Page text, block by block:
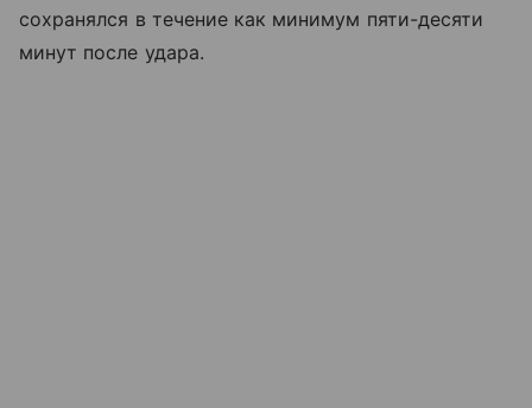
сохранялся в течение как минимум пяти-десяти
минут после удара.